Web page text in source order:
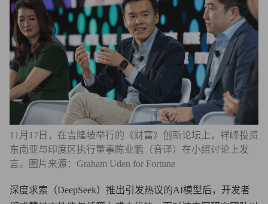
11月17日，在吉隆坡举行的《财富》创新论坛上，祥峰投资
东南亚与印度区执行董事陈业鹏（音译）在小组讨论上发
言。图片来源：Graham Uden for Fortune
深度求索（DeepSeek）推出引发热议的AI模型后，开发者